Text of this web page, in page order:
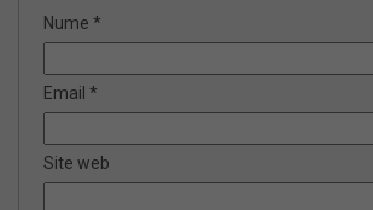
Nume *
Email *
Site web